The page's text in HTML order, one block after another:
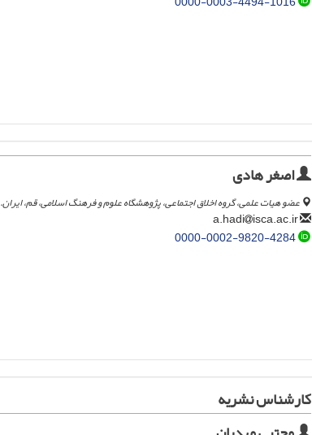
اصغر هادی
عضو هیات علمی، گروه اخلاق اجتماعی، پژوهشگاه علوم و فرهنگ اسلامی، قم، ایران.
isca.ac.ir
0000-0002-9820-4284
کارشناس نشریه